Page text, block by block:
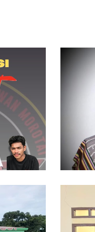
86
Terjadi